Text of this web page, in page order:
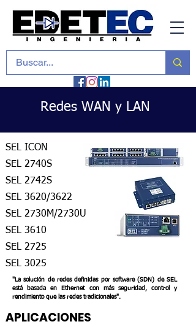
Redes WAN y LAN
SEL ICON
SEL 2740S
SEL 2742S
SEL 3620/3622
SEL 2730M/2730U
SEL 3610
SEL 2725
SEL 3025
"La solución de redes definidas por software (SDN) de SEL
está basada en Ethernet con más seguridad, control y
rendimiento que las redes tradicionales".
APLICACIONES